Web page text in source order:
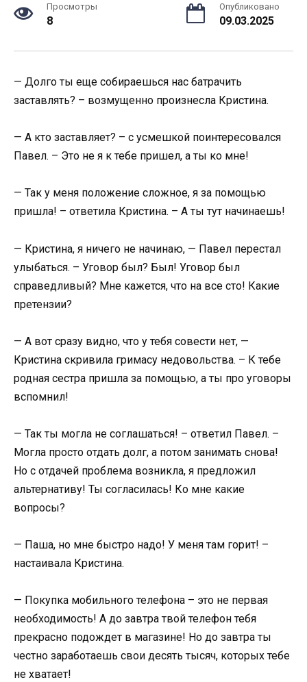
Просмотры
8
Опубликовано
09.03.2025
— Долго ты еще собираешься нас батрачить
заставлять? – возмущенно произнесла Кристина.
— А кто заставляет? – с усмешкой поинтересовался
Павел. – Это не я к тебе пришел, а ты ко мне!
— Так у меня положение сложное, я за помощью
пришла! – ответила Кристина. – А ты тут начинаешь!
— Кристина, я ничего не начинаю, — Павел перестал
улыбаться. – Уговор был? Был! Уговор был
справедливый? Мне кажется, что на все сто! Какие
претензии?
— А вот сразу видно, что у тебя совести нет, —
Кристина скривила гримасу недовольства. – К тебе
родная сестра пришла за помощью, а ты про уговоры
вспомнил!
— Так ты могла не соглашаться! – ответил Павел. –
Могла просто отдать долг, а потом занимать снова!
Но с отдачей проблема возникла, я предложил
альтернативу! Ты согласилась! Ко мне какие
вопросы?
— Паша, но мне быстро надо! У меня там горит! –
настаивала Кристина.
— Покупка мобильного телефона – это не первая
необходимость! А до завтра твой телефон тебя
прекрасно подождет в магазине! Но до завтра ты
честно заработаешь свои десять тысяч, которых тебе
не хватает!